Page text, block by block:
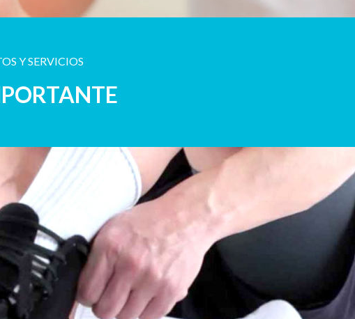
Y SERVICIOS